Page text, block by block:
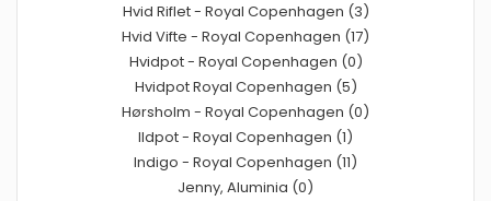
Hvid Riflet - Royal Copenhagen (3)
Hvid Vifte - Royal Copenhagen (17)
Hvidpot - Royal Copenhagen (0)
Hvidpot Royal Copenhagen (5)
Hørsholm - Royal Copenhagen (0)
Ildpot - Royal Copenhagen (1)
Indigo - Royal Copenhagen (11)
Jenny, Aluminia (0)